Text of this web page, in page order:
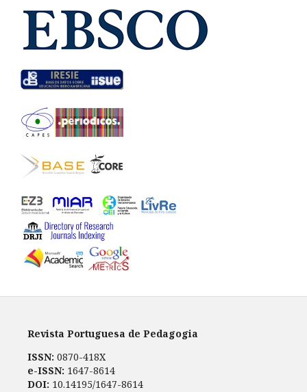
Revista Portuguesa de Pedagogia
ISSN: 0870-418X
e-ISSN: 1647-8614
DOI: 10.14195/1647-8614